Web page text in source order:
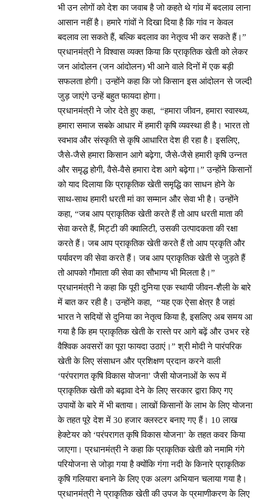
भी उन लोगों को देश का जवाब है जो कहते थे गांव में बदलाव लाना
आसान नहीं है। हमारे गांवों ने दिखा दिया है कि गांव न केवल
बदलाव ला सकते हैं, बल्कि बदलाव का नेतृत्व भी कर सकते हैं।”
प्रधानमंत्री ने विश्वास व्यक्त किया कि प्राकृतिक खेती को लेकर
जन आंदोलन (जन आंदोलन) भी आने वाले दिनों में एक बड़ी
सफलता होगी। उन्होंने कहा कि जो किसान इस आंदोलन से जल्दी
जुड़ जाएंगे उन्हें बहुत फायदा होगा।
प्रधानमंत्री ने जोर देते हुए कहा, “हमारा जीवन, हमारा स्वास्थ्य,
हमारा समाज सबके आधार में हमारी कृषि व्यवस्था ही है। भारत तो
स्वभाव और संस्कृति से कृषि आधारित देश ही रहा है। इसलिए,
जैसे-जैसे हमारा किसान आगे बढ़ेगा, जैसे-जैसे हमारी कृषि उन्नत
और समृद्ध होगी, वैसे-वैसे हमारा देश आगे बढ़ेगा।” उन्होंने किसानों
को याद दिलाया कि प्राकृतिक खेती समृद्धि का साधन होने के
साथ-साथ हमारी धरती मां का सम्मान और सेवा भी है। उन्होंने
कहा, “जब आप प्राकृतिक खेती करते हैं तो आप धरती माता की
सेवा करते हैं, मिट्टी की क्वालिटी, उसकी उत्पादकता की रक्षा
करते हैं। जब आप प्राकृतिक खेती करते हैं तो आप प्रकृति और
पर्यावरण की सेवा करते हैं। जब आप प्राकृतिक खेती से जुड़ते हैं
तो आपको गौमाता की सेवा का सौभाग्य भी मिलता है।”
प्रधानमंत्री ने कहा कि पूरी दुनिया एक स्थायी जीवन-शैली के बारे
में बात कर रही है। उन्होंने कहा, “यह एक ऐसा क्षेत्र है जहां
भारत ने सदियों से दुनिया का नेतृत्व किया है, इसलिए अब समय आ
गया है कि हम प्राकृतिक खेती के रास्ते पर आगे बढ़ें और उभर रहे
वैश्विक अवसरों का पूरा फायदा उठाएं।” श्री मोदी ने पारंपरिक
खेती के लिए संसाधन और प्रशिक्षण प्रदान करने वाली
‘परंपरागत कृषि विकास योजना’ जैसी योजनाओं के रूप में
प्राकृतिक खेती को बढ़ावा देने के लिए सरकार द्वारा किए गए
उपायों के बारे में भी बताया। लाखों किसानों के लाभ के लिए योजना
के तहत पूरे देश में 30 हजार क्लस्टर बनाए गए हैं। 10 लाख
हेक्टेयर को ‘परंपरागत कृषि विकास योजना’ के तहत कवर किया
जाएगा। प्रधानमंत्री ने कहा कि प्राकृतिक खेती को नमामि गंगे
परियोजना से जोड़ा गया है क्योंकि गंगा नदी के किनारे प्राकृतिक
कृषि गलियारा बनाने के लिए एक अलग अभियान चलाया गया है।
प्रधानमंत्री ने प्राकृतिक खेती की उपज के प्रमाणीकरण के लिए